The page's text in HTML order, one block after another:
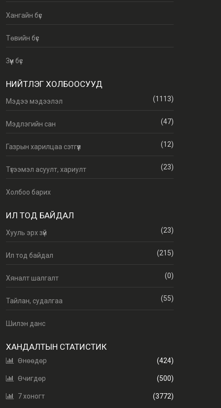
Хангайн бүс
Төвийн бүс
Зүүн бүс
НИЙТЛЭГ ХОЛБООСУУД
Мэдээ мэдээлэл (1113)
Мэдлэгийн сан (47)
Газрын харилцаа сэтгүүл (12)
Түгээмэл асуулт, хариулт (23)
Холбоо барих
ИЛ ТОД БАЙДАЛ
Хууль эрх зүй (23)
Ил тод байдал (215)
Хяналт шалгалт (0)
Тайлан, судалгаа (55)
Шилэн данс
ХАНДАЛТЫН СТАТИСТИК
Өнөөдөр (424)
Өчигдөр (500)
7 хоногт (3772)